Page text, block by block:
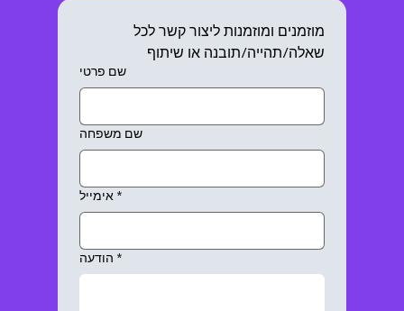
שאלה/תהייה/תובנה או שיתוף
שם פרטי
שם משפחה
אימייל *
הודעה *